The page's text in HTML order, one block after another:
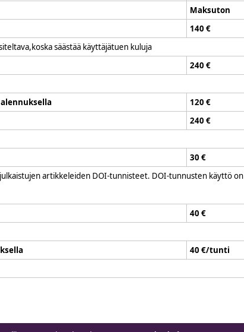
Maksuton
140 €
säästää käyttäjätuen kuluja
240 €
120 €
240 €
30 €
artikkeleiden DOI-tunnisteet. DOI-tunnusten käyttö on
40 €
40 €/tunti